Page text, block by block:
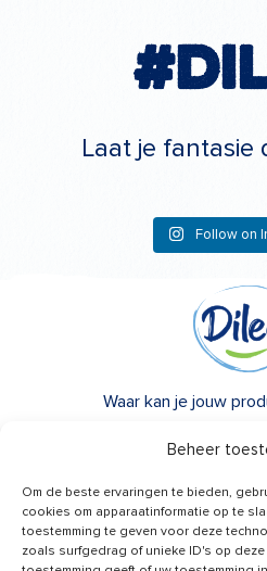
Beheer
Om de beste ervaringen te bieden,
cookies om apparaatinformatie op te
toestemming te geven voor deze
zoals surfgedrag of unieke ID's op
Laat je fantasie
Follow on
Heb je
Waar kan je jouw
Over
FAQ